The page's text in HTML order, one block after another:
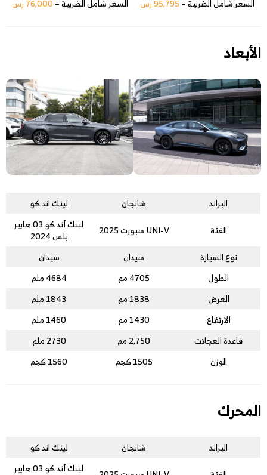
السعر شامل الضريبة – 95,795 رس السعر شامل الضريبة – 76,000 رس
الأبعاد
البراند شانجان
لينك اند كو
الفئة
UNI-V سبورت 2025
لينك أند كو 03 هايبر
بلس 2024
نوع السيارة
سيدان
سيدان
الطول
4705 مم
4684 ملم
العرض
1838 مم
1843 ملم
الارتفاع
1430 مم
1460 ملم
قاعدة العجلات
2,750 مم
2730 ملم
الوزن
1505 كجم 1560 كجم
المحرك
البراند شانجان
لينك اند كو
لينك أند كو 03 هايبر